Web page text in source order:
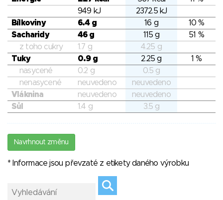
949 kJ
2372.5 kJ
Bílkoviny
6.4 g 16 g
10 %
Sacharidy
46 g 115 g
51 %
z toho cukry
1.7 g
4.25 g
Tuky
0.9 g 2.25 g
1 %
nasycené
0.2 g
0.5 g
nenasycené
neuvedeno
neuvedeno
Vláknina
neuvedeno
neuvedeno
Sůl
1.4 g 3.5 g
Navrhnout změnu
* Informace jsou převzaté z etikety daného výrobku